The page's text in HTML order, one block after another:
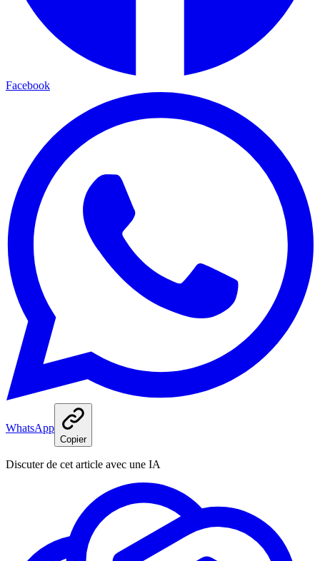
Facebook
WhatsApp
Copier
Discuter de cet article avec une IA